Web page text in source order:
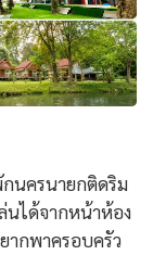
นครนายกติดริม
นได้จากหน้าห้อง
กพาครอบครัว